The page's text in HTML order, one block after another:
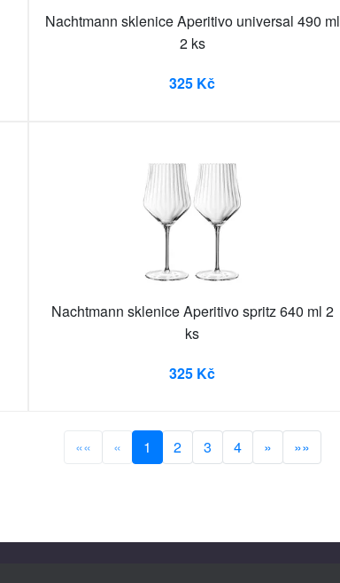
Nachtmann sklenice Aperitivo universal 490 ml
2 ks
325 Kč
Nachtmann sklenice Aperitivo spritz 640 ml 2
ks
325 Kč
«« « 1 2 3 4 » »»